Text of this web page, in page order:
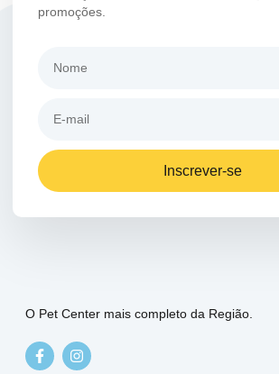
promoções.
Inscrever-se
O Pet Center mais completo da Região.